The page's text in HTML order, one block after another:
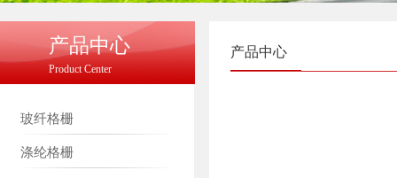
产品中心
Product Center
玻纤格栅
涤纶格栅
产品中心